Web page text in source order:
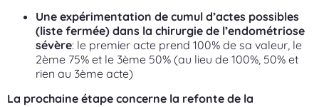
Une expérimentation de cumul d’actes possibles
(liste fermée) dans la chirurgie de l’endométriose
sévère: le premier acte prend 100% de sa valeur, le
2ème 75% et le 3ème 50% (au lieu de 100%, 50% et
rien au 3ème acte)
La prochaine étape concerne la refonte de la